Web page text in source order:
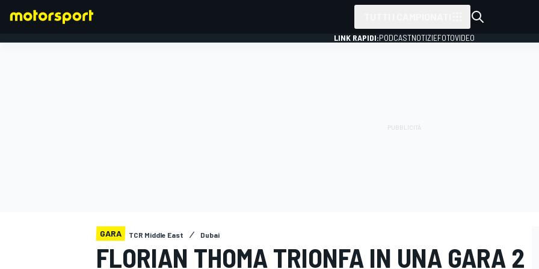
LINK RAPIDI:PODCASTNOTIZIEFOTOVIDEO
GARA TCR Middle East Dubai
FLORIAN THOMA TRIONFA IN UNA GARA 2